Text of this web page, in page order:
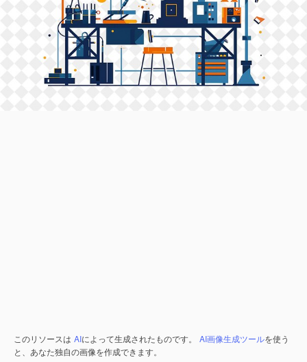
このリソースは AIによって生成されたものです。 AI画像生成ツールを使う
と、あなた独自の画像を作成できます。